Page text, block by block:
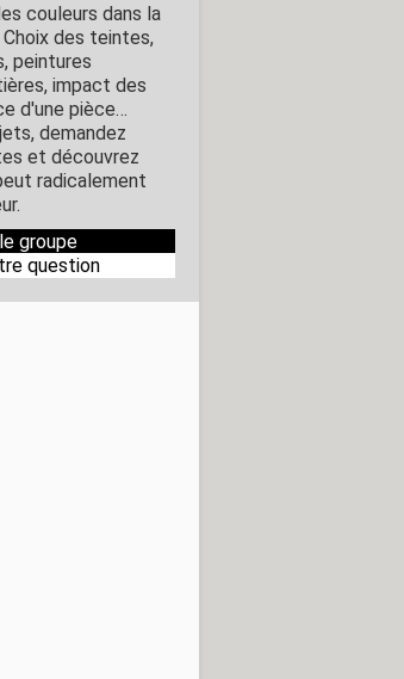
couleurs dans la
des teintes,
peintures
impact des
d'une pièce…
demandez
et découvrez
radicalement
groupe
question